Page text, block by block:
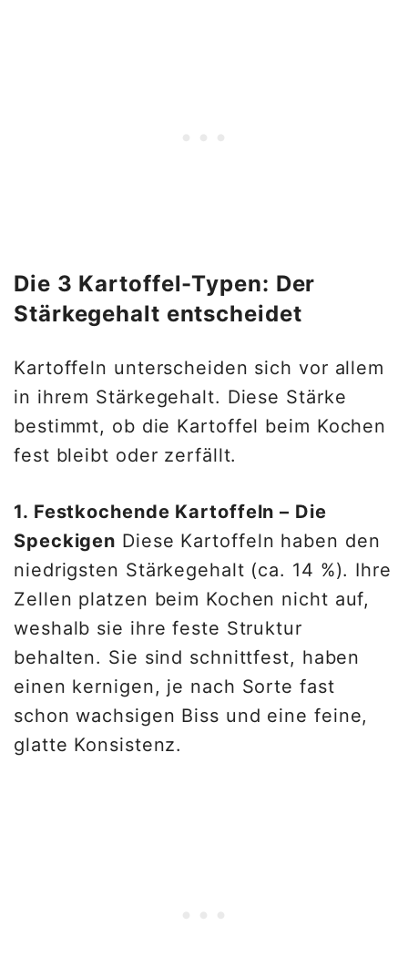
Die 3 Kartoffel-Typen: Der
Stärkegehalt entscheidet
Kartoffeln unterscheiden sich vor allem
in ihrem Stärkegehalt. Diese Stärke
bestimmt, ob die Kartoffel beim Kochen
fest bleibt oder zerfällt.
1. Festkochende Kartoffeln – Die
Speckigen Diese Kartoffeln haben den
niedrigsten Stärkegehalt (ca. 14 %). Ihre
Zellen platzen beim Kochen nicht auf,
weshalb sie ihre feste Struktur
behalten. Sie sind schnittfest, haben
einen kernigen, je nach Sorte fast
schon wachsigen Biss und eine feine,
glatte Konsistenz.